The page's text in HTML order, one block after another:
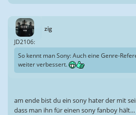
zig
JD2106:
So kennt man Sony: Auch eine Genre-
weiter verbessert.
am ende bist du ein sony hater der mit
dass man ihn für einen sony fanboy hält…